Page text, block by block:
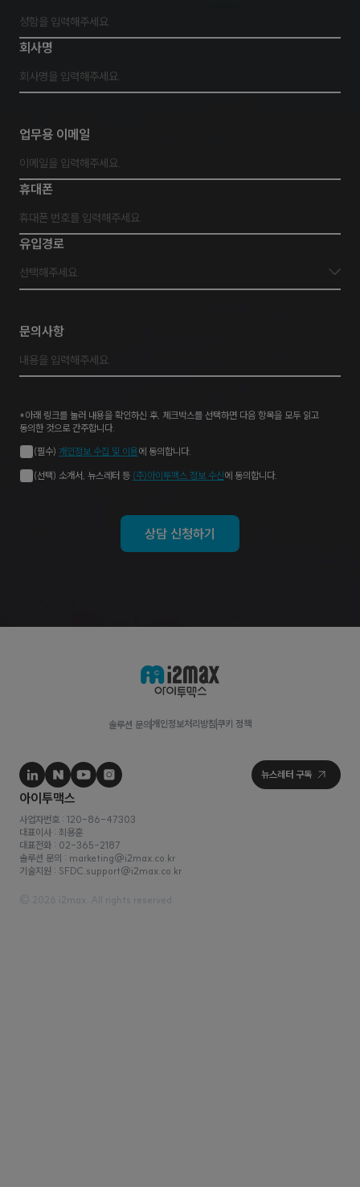
회사명
업무용 이메일
휴대폰
유입경로
선택해주세요.
문의사항
*아래 링크를 눌러 내용을 확인하신 후, 체크박스를 선택하면 다음 항목을 모두 읽고
동의한 것으로 간주합니다.
(필수) 개인정보 수집 및 이용에 동의합니다.
(선택) 소개서, 뉴스레터 등 (주)아이투맥스 정보 수신에 동의합니다.
상담 신청하기
솔루션 문의 개인정보처리방침 쿠키 정책
사업자번호 : 120-86-47303
대표이사 : 최용훈
© 2026 i2max. All rights reserved.
솔루션 문의 : marketing@i2max.co.kr
기술지원 : SFDC.support@i2max.co.kr
대표전화 : 02-365-2187